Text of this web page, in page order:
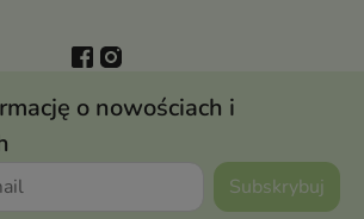
o nowościach i